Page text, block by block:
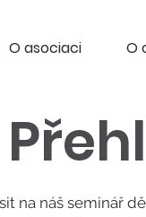
O asociaci O
na náš seminář